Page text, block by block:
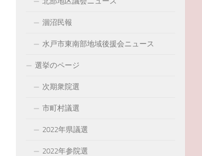
涸沼民報
水戸市東南部地域後援会ニュース
選挙のページ
次期衆院選
市町村議選
2022年県議選
2022年参院選